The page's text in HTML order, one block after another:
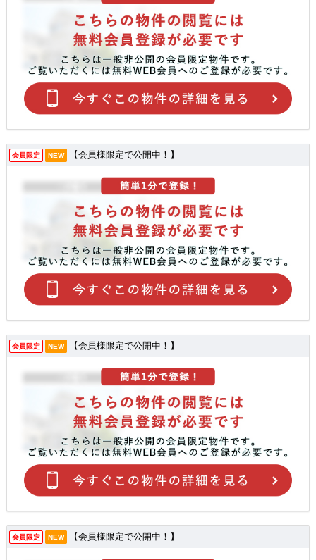
会員限定 NEW 【会員様限定で公開中！】
会員限定 NEW 【会員様限定で公開中！】
会員限定 NEW 【会員様限定で公開中！】